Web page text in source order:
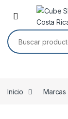
Skip to navigation
Skip to content
Buscar por:
Inicio Marcas